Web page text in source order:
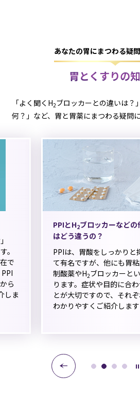
あなたの胃にまつわる疑
胃とくすりの
「よく聞くH2ブロッカーとの違いは？
何？」など、胃と胃薬にまつわる疑問
。
で
ら
しま
PPIとH2ブロッカーなど
はどう違うの？
PPIは、胃酸をしっかりと
て有名ですが、他にも胃粘
制酸薬やH2ブロッカーと
ります。症状や目的に合
とが大切ですので、それ
わかりやすくご紹介します
0 1 2 3